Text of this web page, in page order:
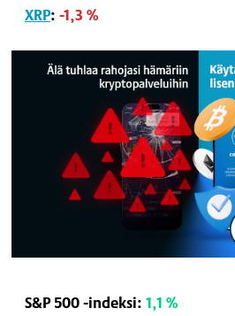
XRP:-1,3 %
S&P 500 -indeksi:1,1 %